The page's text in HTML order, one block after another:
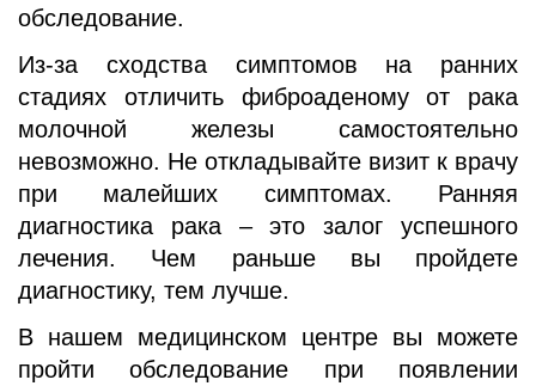
обследование.
Из-за сходства симптомов на ранних
стадиях отличить фиброаденому от рака
молочной железы самостоятельно
невозможно. Не откладывайте визит к врачу
при малейших симптомах. Ранняя
диагностика рака – это залог успешного
лечения. Чем раньше вы пройдете
диагностику, тем лучше.
В нашем медицинском центре вы можете
пройти обследование при появлении